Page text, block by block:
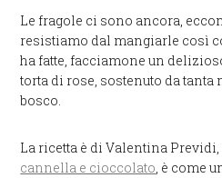
Le fragole ci sono ancora,
resistiamo dal mangiarle così
ha fatte, facciamone un
torta di rose, sostenuto da
bosco.
La ricetta è di Valentina
cannella e cioccolato, è come